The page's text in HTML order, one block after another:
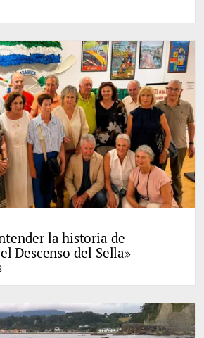
la historia de
Descenso del Sella»